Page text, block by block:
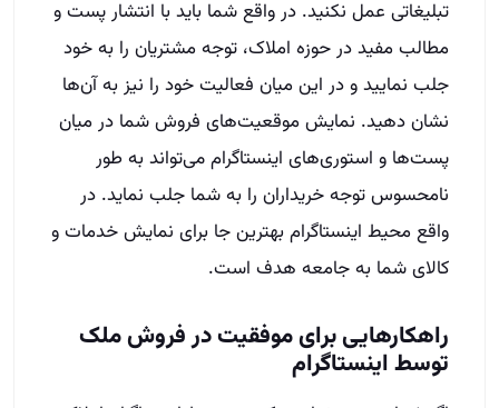
تبلیغاتی عمل نکنید. در واقع شما باید با انتشار پست و
مطالب مفید در حوزه املاک، توجه مشتریان را به خود
جلب نمایید و در این میان فعالیت خود را نیز به آن‌ها
نشان دهید. نمایش موقعیت‌های فروش شما در میان
پست‌ها و استوری‌های اینستاگرام می‌تواند به طور
نامحسوس توجه خریداران را به شما جلب نماید. در
واقع محیط اینستاگرام بهترین جا برای نمایش خدمات و
کالای شما به جامعه هدف است.
راهکارهایی برای موفقیت در فروش ملک
توسط اینستاگرام